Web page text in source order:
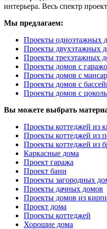
интерьера. Весь спектр
Мы предлагаем:
Проекты одноэтажных
Проекты двухэтажных
Проекты трехэтажных
Проекты домов с
Проекты домов с
Проекты домов с
Проекты домов с
Вы можете выбрать
Проекты коттеджей из
Проекты коттеджей из
Проекты коттеджей из
Каркасные дома
Проект гаража
Проект бани
Проекты загородных
Проекты дачных домов
Проекты домов из
Проект дома
Проекты коттеджей
Хорошие дома